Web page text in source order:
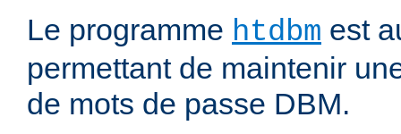
Le programme htdbm est
permettant de maintenir
de mots de passe DBM.